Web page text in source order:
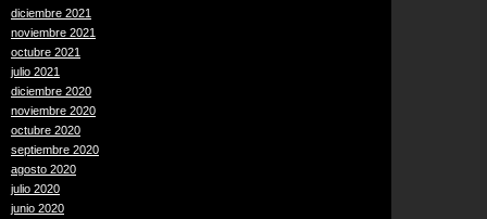
diciembre 2021
noviembre 2021
octubre 2021
julio 2021
diciembre 2020
noviembre 2020
octubre 2020
septiembre 2020
agosto 2020
julio 2020
junio 2020